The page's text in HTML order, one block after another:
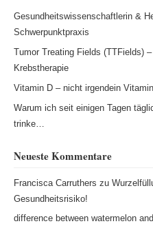
Gesundheitswissenschaftlerin &
Schwerpunktpraxis
Tumor Treating Fields (TTFields)
Krebstherapie
Vitamin D – nicht irgendein Vitamin
Warum ich seit einigen Tagen
trinke…
Neueste Kommentare
Francisca Carruthers zu
Gesundheitsrisiko!
difference between watermelon